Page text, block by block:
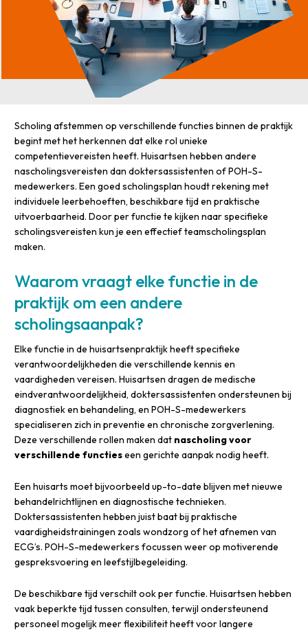
Scholing afstemmen op verschillende functies binnen de praktijk
begint met het herkennen dat elke rol unieke
competentievereisten heeft. Huisartsen hebben andere
nascholingsvereisten dan doktersassistenten of POH-S-
medewerkers. Een goed scholingsplan houdt rekening met
individuele leerbehoeften, beschikbare tijd en praktische
uitvoerbaarheid. Door per functie te kijken naar specifieke
scholingsvereisten kun je een effectief teamscholingsplan
maken.
Waarom vraagt elke functie in de
praktijk om een andere
scholingsaanpak?
Elke functie in de huisartsenpraktijk heeft specifieke
verantwoordelijkheden die verschillende kennis en
vaardigheden vereisen. Huisartsen dragen de medische
eindverantwoordelijkheid, doktersassistenten ondersteunen bij
diagnostiek en behandeling, en POH-S-medewerkers
specialiseren zich in preventie en chronische zorgverlening.
Deze verschillende rollen maken dat nascholing voor
verschillende functieseen gerichte aanpak nodig heeft.
Een huisarts moet bijvoorbeeld up-to-date blijven met nieuwe
behandelrichtlijnen en diagnostische technieken.
Doktersassistenten hebben juist baat bij praktische
vaardigheidstrainingen zoals wondzorg of het afnemen van
ECG’s. POH-S-medewerkers focussen weer op motiverende
gespreksvoering en leefstijlbegeleiding.
De beschikbare tijd verschilt ook per functie. Huisartsen hebben
vaak beperkte tijd tussen consulten, terwijl ondersteunend
personeel mogelijk meer flexibiliteit heeft voor langere